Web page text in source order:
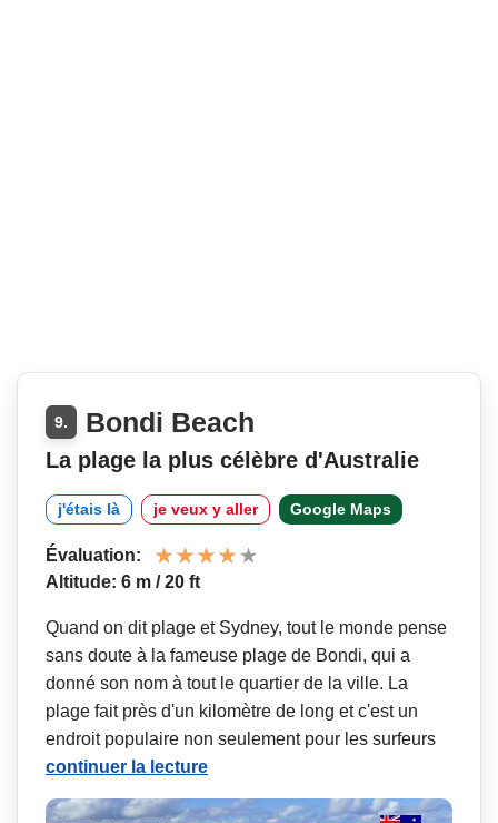
9. Bondi Beach
La plage la plus célèbre d'Australie
j'étais là je veux y aller Google Maps
Évaluation:
Altitude: 6 m / 20 ft
Quand on dit plage et Sydney, tout le monde pense
sans doute à la fameuse plage de Bondi, qui a
donné son nom à tout le quartier de la ville. La
plage fait près d'un kilomètre de long et c'est un
endroit populaire non seulement pour les surfeurs
continuer la lecture